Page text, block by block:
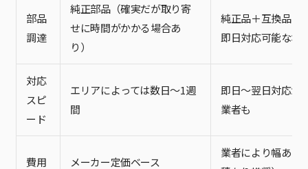
部品
調達
純正部品（確実だが取り寄
せに時間がかかる場合あ
り）
純正品＋互換品（
即日対応可能な場
対応
スピ
ード
エリアによっては数日〜1週
間
即日〜翌日対応が
業者も
費用 メーカー定価ベース
業者により幅あり